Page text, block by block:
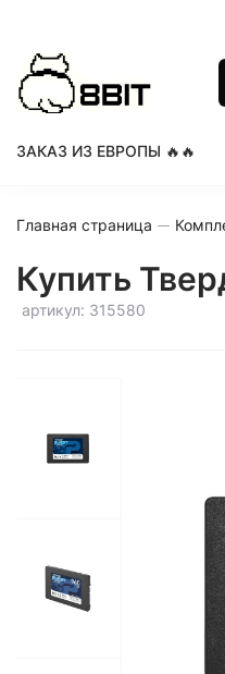
ЗАКАЗ ИЗ ЕВРОПЫ 🔥🔥
Главная страница
Купить
артикул: 315580